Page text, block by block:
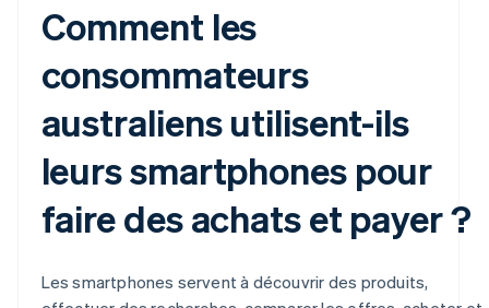
Comment les
consommateurs
australiens utilisent-ils
leurs smartphones pour
faire des achats et payer ?
Les smartphones servent à découvrir des produits,